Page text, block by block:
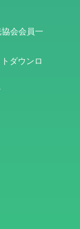
会会員一
ダウンロ